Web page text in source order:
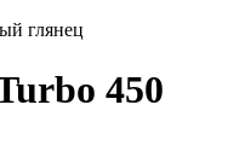
глянец
450